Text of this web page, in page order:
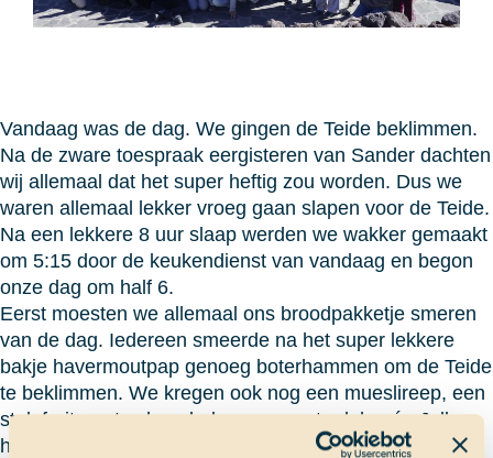
Vandaag was de dag. We gingen de Teide beklimmen.
Na de zware toespraak eergisteren van Sander dachten
wij allemaal dat het super heftig zou worden. Dus we
waren allemaal lekker vroeg gaan slapen voor de Teide.
Na een lekkere 8 uur slaap werden we wakker gemaakt
om 5:15 door de keukendienst van vandaag en begon
onze dag om half 6.
Eerst moesten we allemaal ons broodpakketje smeren
van de dag. Iedereen smeerde na het super lekkere
bakje havermoutpap genoeg boterhammen om de Teide
te beklimmen. We kregen ook nog een mueslireep, een
stuk fruit, grote chocoladerepen om te delen én Jelle
had als verrassing nog chocoladebroodjes afgebakken